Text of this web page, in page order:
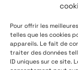
Pour offrir les
telles que les cookies
appareils. Le fait de
traiter des données
ID uniques sur ce site.
Mentions